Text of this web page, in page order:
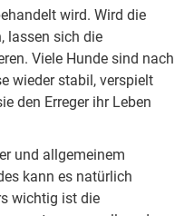
wird. Wird die
lassen sich die
Viele Hunde sind nach
wieder stabil, verspielt
den Erreger ihr Leben
und allgemeinem
kann es natürlich
wichtig ist die